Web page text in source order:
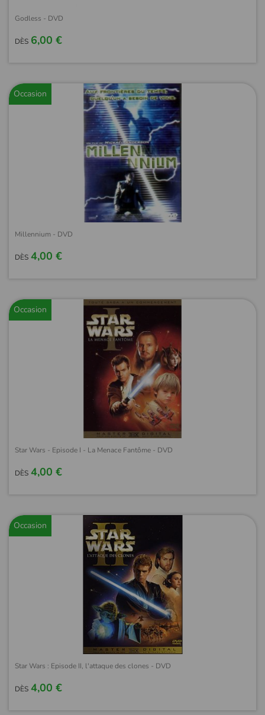
Godless - DVD
DÈS 6,00 €
Occasion
Millennium - DVD
DÈS 4,00 €
Occasion
Star Wars - Episode I - La Menace Fantôme - DVD
DÈS 4,00 €
Occasion
Star Wars : Episode II, l'attaque des clones - DVD
DÈS 4,00 €